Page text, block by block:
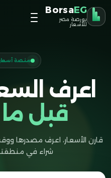
BorsaEG
بورصة مصر
للأسعار
منصة
اعرف
قبل
قارن الأسعار، اعرف مصدرها
شراء في